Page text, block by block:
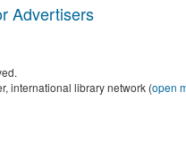
Advertisers
international library network (open